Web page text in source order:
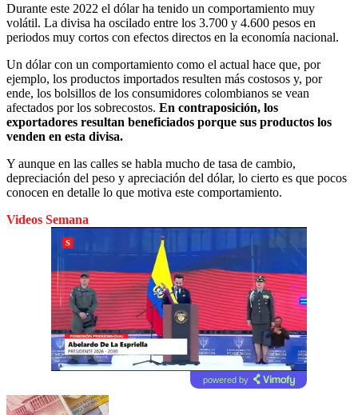
Durante este 2022 el dólar ha tenido un comportamiento muy
volátil. La divisa ha oscilado entre los 3.700 y 4.600 pesos en
periodos muy cortos con efectos directos en la economía nacional.
Un dólar con un comportamiento como el actual hace que, por
ejemplo, los productos importados resulten más costosos y, por
ende, los bolsillos de los consumidores colombianos se vean
afectados por los sobrecostos. En contraposición, los
exportadores resultan beneficiados porque sus productos los
venden en esta divisa.
Y aunque en las calles se habla mucho de tasa de cambio,
depreciación del peso y apreciación del dólar, lo cierto es que pocos
conocen en detalle lo que motiva este comportamiento.
Videos Semana
powered by